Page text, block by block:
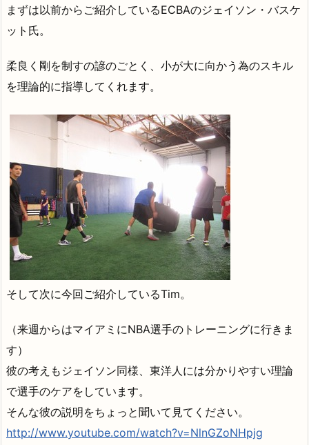
まずは以前からご紹介しているECBAのジェイソン・バスケ
ット氏。
柔良く剛を制すの諺のごとく、小が大に向かう為のスキル
を理論的に指導してくれます。
そして次に今回ご紹介しているTim。
（来週からはマイアミにNBA選手のトレーニングに行きま
す）
彼の考えもジェイソン同様、東洋人には分かりやすい理論
で選手のケアをしています。
そんな彼の説明をちょっと聞いて見てください。
http://www.youtube.com/watch?v=NlnGZoNHpjg